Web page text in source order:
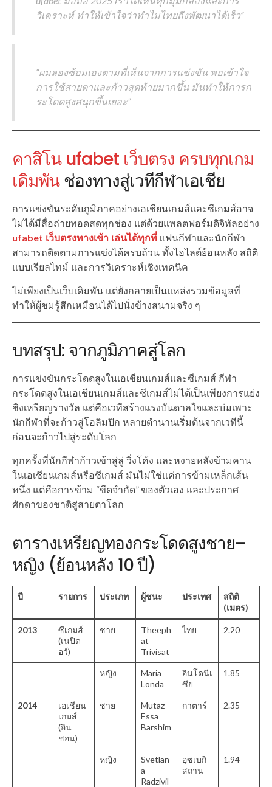
วิเคราะห์ ทำให้เข้าใจว่าทำไมไทยถึงพัฒนาได้เร็ว”
“ผมลองซ้อมเองตามที่เห็นจากการแข่งขัน พอเข้าใจ
การใช้สายตาและก้าวสุดท้ายมากขึ้น มันทำให้การก
ระโดดสูงสนุกขึ้นเยอะ”
คาสิโน ufabet เว็บตรง ครบทุกเกม
เดิมพันช่องทางสู่เวทีกีฬาเอเชีย
การแข่งขันระดับภูมิภาคอย่างเอเชียนเกมส์และซีเกมส์อาจ
ไม่ได้มีสื่อถ่ายทอดสดทุกช่อง แต่ด้วยแพลตฟอร์มดิจิทัลอย่าง
ufabet เว็บตรงทางเข้า เล่นได้ทุกที่แฟนกีฬาและนักกีฬา
สามารถติดตามการแข่งได้ครบถ้วน ทั้งไฮไลต์ย้อนหลัง สถิติ
แบบเรียลไทม์ และการวิเคราะห์เชิงเทคนิค
ไม่เพียงเป็นเว็บเดิมพัน แต่ยังกลายเป็นแหล่งรวมข้อมูลที่
ทำให้ผู้ชมรู้สึกเหมือนได้ไปนั่งข้างสนามจริง ๆ
บทสรุป: จากภูมิภาคสู่โลก
การแข่งขันกระโดดสูงในเอเชียนเกมส์และซีเกมส์ กีฬา
กระโดดสูงในเอเชียนเกมส์และซีเกมส์ไม่ได้เป็นเพียงการแย่ง
ชิงเหรียญรางวัล แต่คือเวทีสร้างแรงบันดาลใจและบ่มเพาะ
นักกีฬาที่จะก้าวสู่โอลิมปิก หลายตำนานเริ่มต้นจากเวทีนี้
ก่อนจะก้าวไปสู่ระดับโลก
ทุกครั้งที่นักกีฬาก้าวเข้าสู่ลู่ วิ่งโค้ง และหงายหลังข้ามคาน
ในเอเชียนเกมส์หรือซีเกมส์ มันไม่ใช่แค่การข้ามเหล็กเส้น
หนึ่ง แต่คือการข้าม “ขีดจำกัด” ของตัวเอง และประกาศ
ศักดาของชาติสู่สายตาโลก
ตารางเหรียญทองกระโดดสูงชาย–
หญิง (ย้อนหลัง 10 ปี)
ปี รายการ ประเภท ผู้ชนะ ประเทศ
สถิติ
(เมตร)
2013
ซีเกมส์
(เนปิด
อว์)
ชาย
Theeph
at
Trivisat
ไทย 2.20
หญิง
Maria
Londa
อินโดนีเ
ซีย
1.85
2014
เอเชียน
เกมส์
(อิน
ชอน)
ชาย
Mutaz
Essa
Barshim
กาตาร์ 2.35
หญิง
Svetlan
a
Radzivil
อุซเบกิ
สถาน
1.94